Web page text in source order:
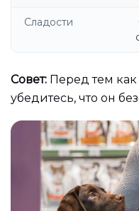
Сладости
Совет: Перед тем
убедитесь, что он